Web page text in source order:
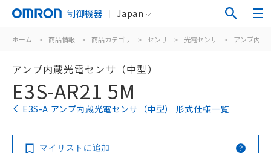
制御機器 Japan
ホーム > 商品情報 > 商品カテゴリ > センサ > 光電センサ > アンプ内蔵
アンプ内蔵光電センサ（中型）
E3S-AR21 5M
E3S-A アンプ内蔵光電センサ（中型） 形式仕様一覧
マイリストに追加